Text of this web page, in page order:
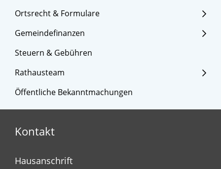
Ortsrecht & Formulare
Gemeindefinanzen
Steuern & Gebühren
Rathausteam
Öffentliche Bekanntmachungen
Kontakt
Hausanschrift